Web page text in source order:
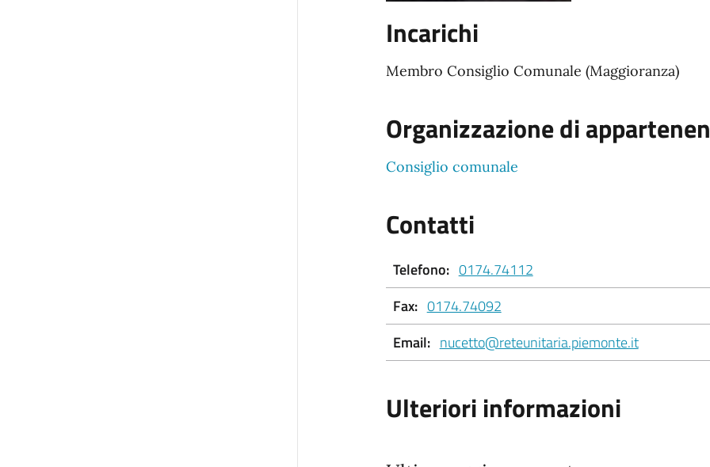
Incarichi
Membro Consiglio Comunale (Maggioranza)
Organizzazione di
Consiglio comunale
Contatti
Telefono: 0174.74112
Fax: 0174.74092
Email: nucetto@reteunitaria.piemonte.it
Ulteriori informazioni